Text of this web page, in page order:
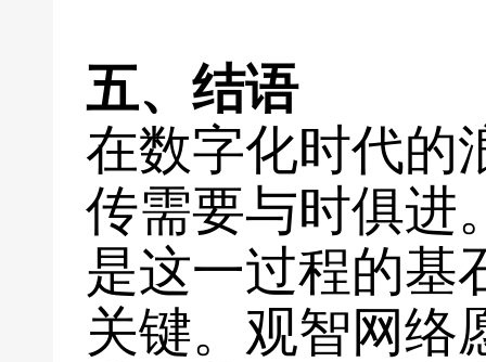
五、结语
在数字化时代的
传需要与时俱进
是这一过程的基
关键。观智网络